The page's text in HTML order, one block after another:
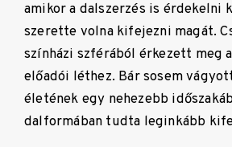
amikor a dalszerzés is érdekelni
szerette volna kifejezni magát.
színházi szférából érkezett meg
előadói léthez. Bár sosem
életének egy nehezebb
dalformában tudta leginkább